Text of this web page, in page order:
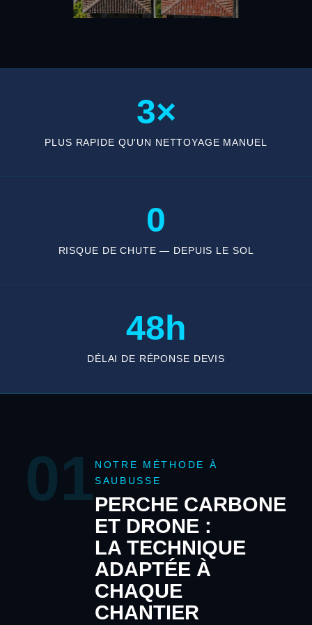
3×
PLUS RAPIDE QU'UN NETTOYAGE MANUEL
0
RISQUE DE CHUTE — DEPUIS LE SOL
48h
DÉLAI DE RÉPONSE DEVIS
01 NOTRE MÉTHODE À
SAUBUSSE
PERCHE CARBONE
ET DRONE :
LA TECHNIQUE
ADAPTÉE À
CHAQUE
CHANTIER